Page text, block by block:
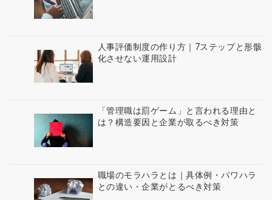
人事評価制度の作り方｜7ステップと形骸
化させない運用設計
「管理職は罰ゲーム」と言われる理由と
は？構造要因と企業が取るべき対策
職場のモラハラとは｜具体例・パワハラ
との違い・企業がとるべき対策